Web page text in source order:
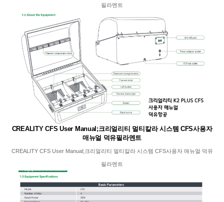
필라멘트
CREALITY CFS User Manual;크리얼리티 멀티칼라 시스템 CFS사용자
매뉴얼 덕유필라멘트
CREALITY CFS User Manual;크리얼리티 멀티칼라 시스템 CFS사용자 매뉴얼 덕유
필라멘트